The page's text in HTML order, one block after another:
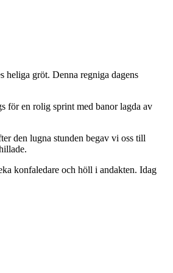
heliga gröt. Denna regniga dagens
för en rolig sprint med banor lagda av
den lugna stunden begav vi oss till
konfaledare och höll i andakten. Idag